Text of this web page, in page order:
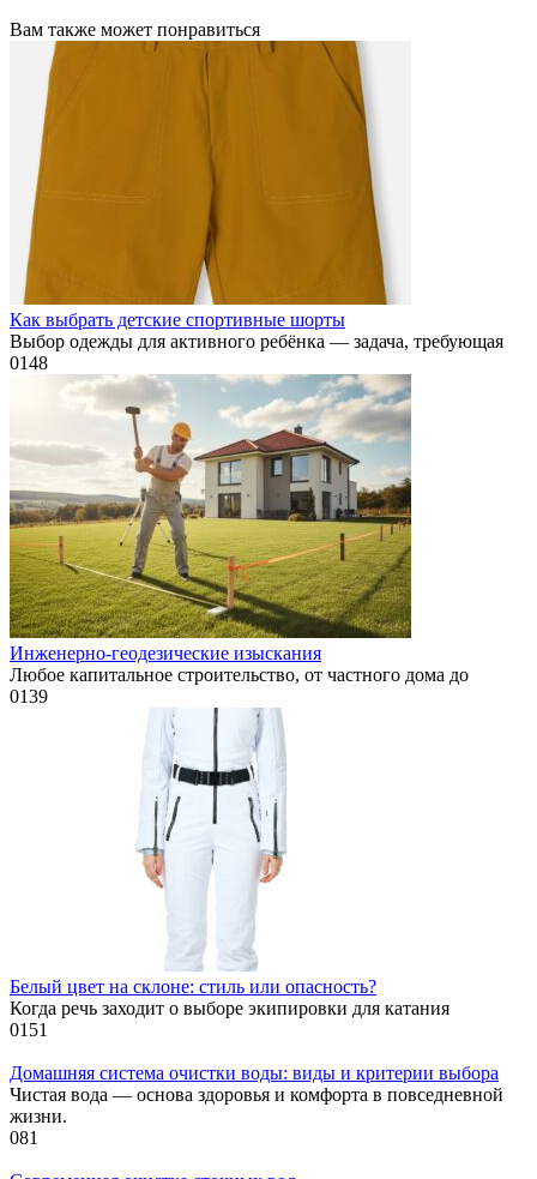
Вам также может понравиться
Как выбрать детские спортивные шорты
Выбор одежды для активного ребёнка — задача, требующая
0148
Инженерно-геодезические изыскания
Любое капитальное строительство, от частного дома до
0139
Белый цвет на склоне: стиль или опасность?
Когда речь заходит о выборе экипировки для катания
0151
Домашняя система очистки воды: виды и критерии выбора
Чистая вода — основа здоровья и комфорта в повседневной
жизни.
081